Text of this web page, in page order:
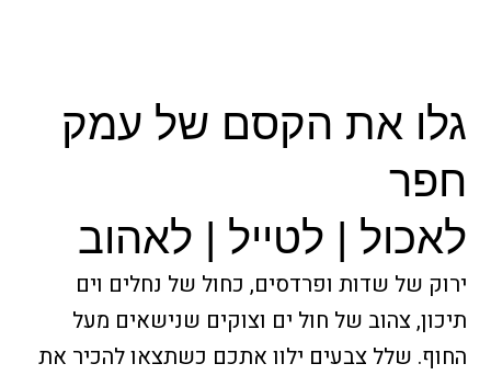
גלו את הקסם של עמק
חפר
לאכול | לטייל | לאהוב
ירוק של שדות ופרדסים, כחול של נחלים וים
תיכון, צהוב של חול ים וצוקים שנישאים מעל
החוף. שלל צבעים ילוו אתכם כשתצאו להכיר את